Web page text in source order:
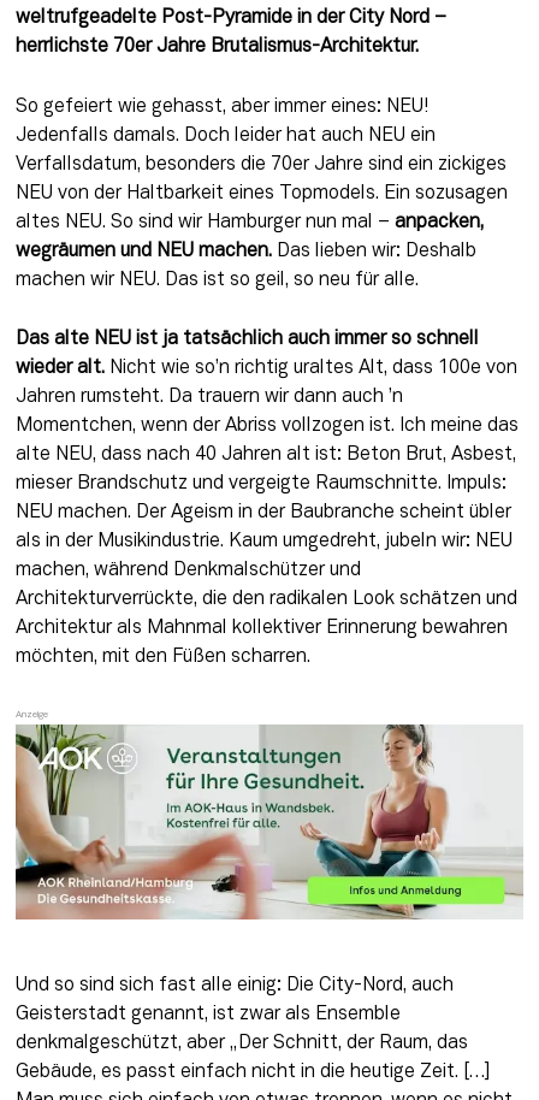
weltrufgeadelte Post-Pyramide in der City Nord –
herrlichste 70er Jahre Brutalismus-Architektur.
So gefeiert wie gehasst, aber immer eines: NEU!
Jedenfalls damals. Doch leider hat auch NEU ein
Verfallsdatum, besonders die 70er Jahre sind ein zickiges
NEU von der Haltbarkeit eines Topmodels. Ein sozusagen
altes NEU. So sind wir Hamburger nun mal – anpacken,
wegräumen und NEU machen. Das lieben wir: Deshalb
machen wir NEU. Das ist so geil, so neu für alle.
Das alte NEU ist ja tatsächlich auch immer so schnell
wieder alt. Nicht wie so’n richtig uraltes Alt, dass 100e von
Jahren rumsteht. Da trauern wir dann auch ’n
Momentchen, wenn der Abriss vollzogen ist. Ich meine das
alte NEU, dass nach 40 Jahren alt ist: Beton Brut, Asbest,
mieser Brandschutz und vergeigte Raumschnitte. Impuls:
NEU machen. Der Ageism in der Baubranche scheint übler
als in der Musikindustrie. Kaum umgedreht, jubeln wir: NEU
machen, während Denkmalschützer und
Architekturverrückte, die den radikalen Look schätzen und
Architektur als Mahnmal kollektiver Erinnerung bewahren
möchten, mit den Füßen scharren.
Und so sind sich fast alle einig: Die City-Nord, auch
Geisterstadt genannt, ist zwar als Ensemble
denkmalgeschützt, aber „Der Schnitt, der Raum, das
Gebäude, es passt einfach nicht in die heutige Zeit. […]